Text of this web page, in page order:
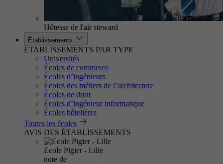
Hôtesse de l'air steward
Établissements
ÉTABLISSEMENTS PAR TYPE
Universités
Écoles de commerce
Écoles d’ingénieurs
Écoles des métiers de l’architecture
Écoles de droit
Écoles d’ingénieur informatique
Écoles hôtelières
Toutes les écoles
AVIS DES ÉTABLISSEMENTS
Ecole Pigier - Lille
note de